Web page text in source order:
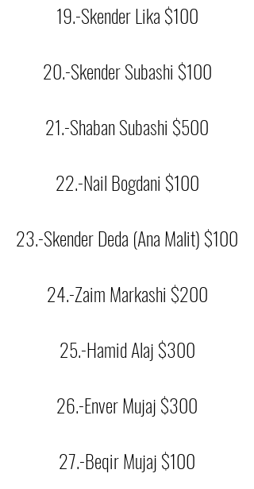
19.-Skender Lika $100
20.-Skender Subashi $100
21.-Shaban Subashi $500
22.-Nail Bogdani $100
23.-Skender Deda (Ana Malit) $100
24.-Zaim Markashi $200
25.-Hamid Alaj $300
26.-Enver Mujaj $300
27.-Beqir Mujaj $100